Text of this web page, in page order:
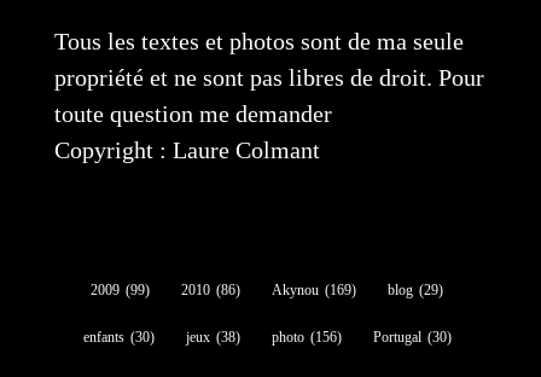
Tous les textes et photos sont de ma seule
propriété et ne sont pas libres de droit. Pour
toute question me demander
Copyright : Laure Colmant
2009 (99) 2010 (86) Akynou (169) blog (29)
enfants (30) jeux (38) photo (156) Portugal (30)